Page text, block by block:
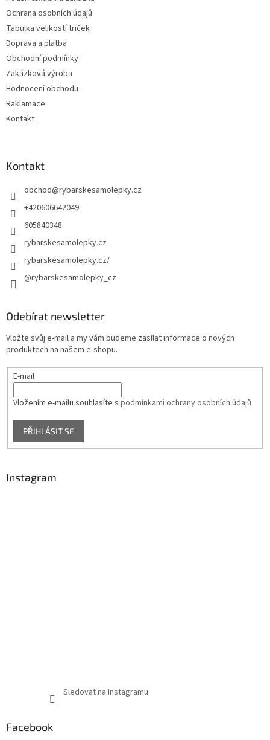
Ochrana osobních údajů
Tabulka velikostí triček
Doprava a platba
Obchodní podmínky
Zakázková výroba
Hodnocení obchodu
Raklamace
Kontakt
Kontakt
obchod@rybarskesamolepky.cz
+420606642049
605840348
rybarskesamolepky.cz
rybarskesamolepky.cz/
@rybarskesamolepky_cz
Odebírat newsletter
Vložte svůj e-mail a my vám budeme zasílat informace o nových
produktech na našem e-shopu.
E-mail
Vložením e-mailu souhlasíte s podmínkami ochrany osobních údajů
PŘIHLÁSIT SE
Instagram
Sledovat na Instagramu
Facebook